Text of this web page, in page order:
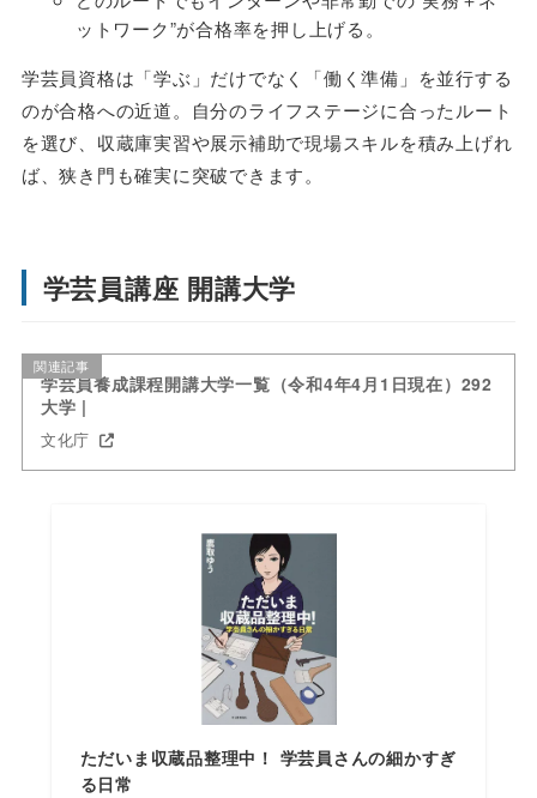
ットワーク”が合格率を押し上げる。
学芸員資格は「学ぶ」だけでなく「働く準備」を並行する
のが合格への近道。自分のライフステージに合ったルート
を選び、収蔵庫実習や展示補助で現場スキルを積み上げれ
ば、狭き門も確実に突破できます。
学芸員講座 開講大学
関連記事
学芸員養成課程開講大学一覧（令和4年4月1日現在）292
大学 |
文化庁
ただいま収蔵品整理中！ 学芸員さんの細かすぎ
る日常